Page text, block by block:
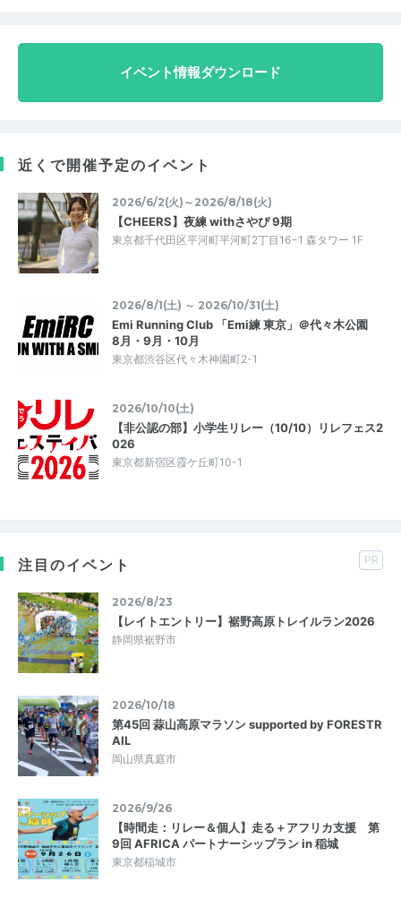
イベント情報ダウンロード
近くで開催予定のイベント
2026/6/2(火)～2026/8/18(火)
【CHEERS】夜練 withさやぴ 9期
東京都千代田区平河町平河町2丁目16−1 森タワー 1F
2026/8/1(土) ～ 2026/10/31(土)
Emi Running Club 「Emi練 東京」＠代々木公園
8月・9月・10月
東京都渋谷区代々木神園町2-1
2026/10/10(土)
【非公認の部】小学生リレー（10/10）リレフェス2
026
東京都新宿区霞ケ丘町10-1
注目のイベント PR
2026/8/23
【レイトエントリー】裾野高原トレイルラン2026
静岡県裾野市
2026/10/18
第45回 蒜山高原マラソン supported by FORESTR
AIL
岡山県真庭市
2026/9/26
【時間走：リレー＆個人】走る＋アフリカ支援 第
9回 AFRICA パートナーシップラン in 稲城
東京都稲城市